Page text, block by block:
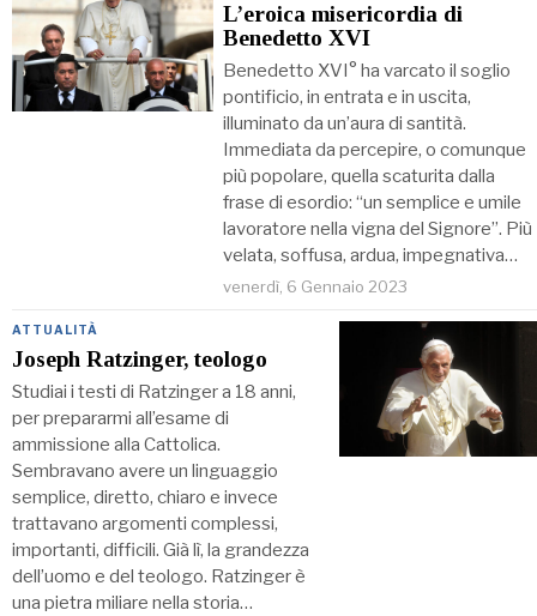
L’eroica misericordia di
Benedetto XVI
Benedetto XVI° ha varcato il soglio
pontificio, in entrata e in uscita,
illuminato da un’aura di santità.
Immediata da percepire, o comunque
più popolare, quella scaturita dalla
frase di esordio: “un semplice e umile
lavoratore nella vigna del Signore”. Più
velata, soffusa, ardua, impegnativa…
venerdì, 6 Gennaio 2023
ATTUALITÀ
Joseph Ratzinger, teologo
Studiai i testi di Ratzinger a 18 anni,
per prepararmi all’esame di
ammissione alla Cattolica.
Sembravano avere un linguaggio
semplice, diretto, chiaro e invece
trattavano argomenti complessi,
importanti, difficili. Già lì, la grandezza
dell’uomo e del teologo. Ratzinger è
una pietra miliare nella storia…